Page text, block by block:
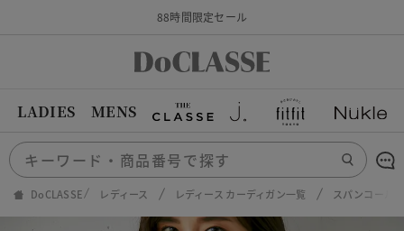
88時間限定セール
LADIES MENS
DoCLASSE レディース レディース カーディガン一覧 スパンコール